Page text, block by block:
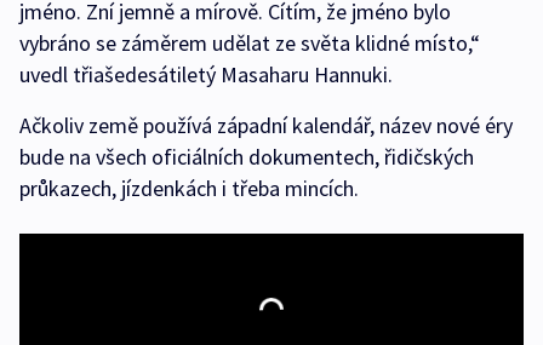
jméno. Zní jemně a mírově. Cítím, že jméno bylo
vybráno se záměrem udělat ze světa klidné místo,“
uvedl třiašedesátiletý Masaharu Hannuki.
Ačkoliv země používá západní kalendář, název nové éry
bude na všech oficiálních dokumentech, řidičských
průkazech, jízdenkách i třeba mincích.